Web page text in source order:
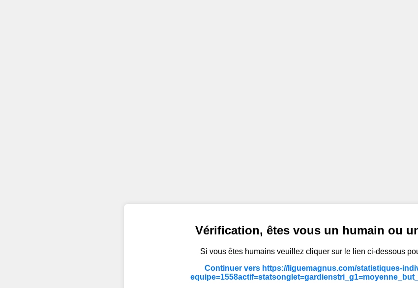
Vérification, êtes vous un humain ou
Si vous êtes humains veuillez cliquer sur le lien ci-dessous
Continuer vers https://liguemagnus.com/statistiques-